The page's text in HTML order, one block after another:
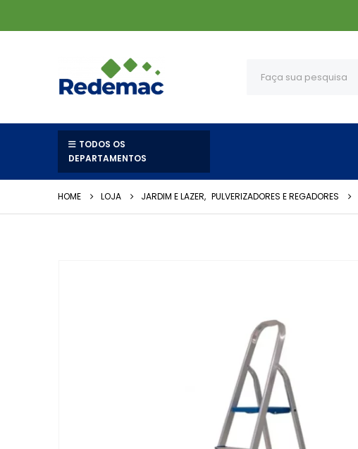
TODOS OS
DEPARTAMENTOS
HOME LOJA JARDIM E LAZER, PULVERIZADORES E REGADORES